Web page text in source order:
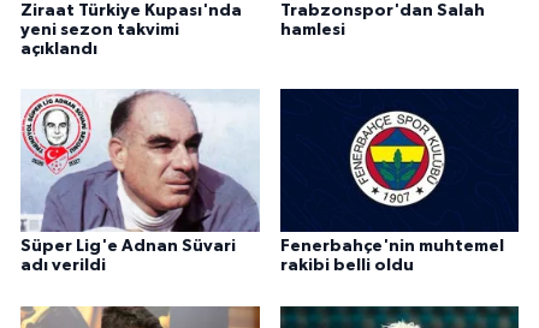
Ziraat Türkiye Kupası'nda
yeni sezon takvimi
açıklandı
Trabzonspor'dan Salah
hamlesi
Süper Lig'e Adnan Süvari
adı verildi
Fenerbahçe'nin muhtemel
rakibi belli oldu